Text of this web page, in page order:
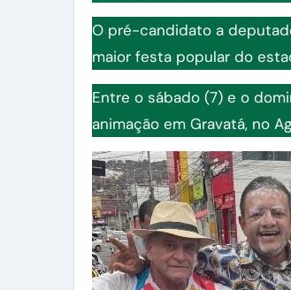
O pré-candidato a
maior festa popular do
Entre o sábado (7) e o
animação em Gravatá, no